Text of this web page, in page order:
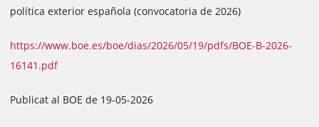
política exterior española (convocatoria de 2026)
https://www.boe.es/boe/dias/2026/05/19/pdfs/BOE-B-2026-
16141.pdf
Publicat al BOE de 19-05-2026